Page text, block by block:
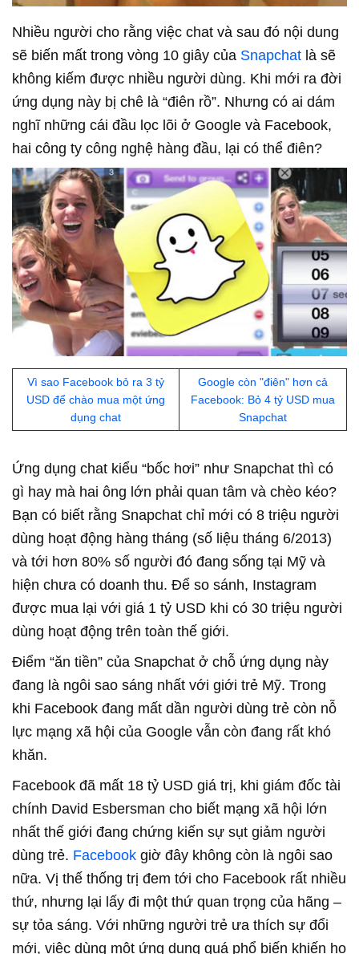
Nhiều người cho rằng việc chat và sau đó nội dung
sẽ biến mất trong vòng 10 giây của Snapchat là sẽ
không kiếm được nhiều người dùng. Khi mới ra đời
ứng dụng này bị chê là “điên rồ”. Nhưng có ai dám
nghĩ những cái đầu lọc lõi ở Google và Facebook,
hai công ty công nghệ hàng đầu, lại có thể điên?
Vì sao Facebook bỏ ra 3 tỷ
USD để chào mua một ứng
dụng chat
Google còn "điên" hơn cả
Facebook: Bỏ 4 tỷ USD mua
Snapchat
Ứng dụng chat kiểu “bốc hơi” như Snapchat thì có
gì hay mà hai ông lớn phải quan tâm và chèo kéo?
Bạn có biết rằng Snapchat chỉ mới có 8 triệu người
dùng hoạt động hàng tháng (số liệu tháng 6/2013)
và tới hơn 80% số người đó đang sống tại Mỹ và
hiện chưa có doanh thu. Để so sánh, Instagram
được mua lại với giá 1 tỷ USD khi có 30 triệu người
dùng hoạt động trên toàn thế giới.
Điểm “ăn tiền” của Snapchat ở chỗ ứng dụng này
đang là ngôi sao sáng nhất với giới trẻ Mỹ. Trong
khi Facebook đang mất dần người dùng trẻ còn nỗ
lực mạng xã hội của Google vẫn còn đang rất khó
khăn.
Facebook đã mất 18 tỷ USD giá trị, khi giám đốc tài
chính David Esbersman cho biết mạng xã hội lớn
nhất thế giới đang chứng kiến sự sụt giảm người
dùng trẻ. Facebook giờ đây không còn là ngôi sao
nữa. Vị thế thống trị đem tới cho Facebook rất nhiều
thứ, nhưng lại lấy đi một thứ quan trọng của hãng –
sự tỏa sáng. Với những người trẻ ưa thích sự đổi
mới, việc dùng một ứng dụng quá phổ biến khiến họ